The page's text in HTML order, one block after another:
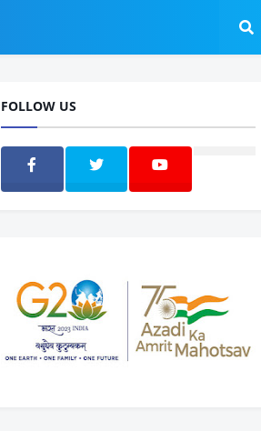
FOLLOW US